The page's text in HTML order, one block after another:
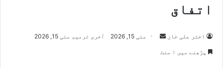
اتفاق
اختر علی خان
Send مئی 15, 2026 آخری ترمیم مئی 15, 2026
پڑھنے میں ۱ منٹ